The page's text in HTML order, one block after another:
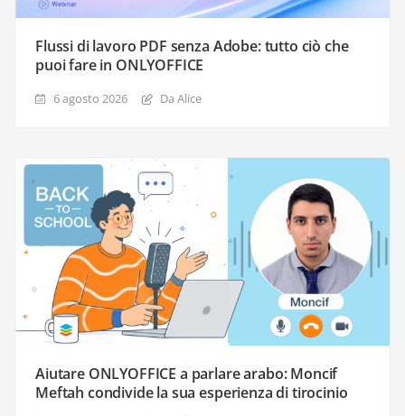
Flussi di lavoro PDF senza Adobe: tutto ciò che
puoi fare in ONLYOFFICE
6 agosto 2026 Da Alice
Aiutare ONLYOFFICE a parlare arabo: Moncif
Meftah condivide la sua esperienza di tirocinio